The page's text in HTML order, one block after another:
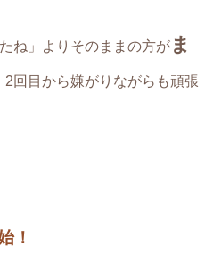
ね」よりそのままの方が ま
回目から嫌がりながらも頑張
！